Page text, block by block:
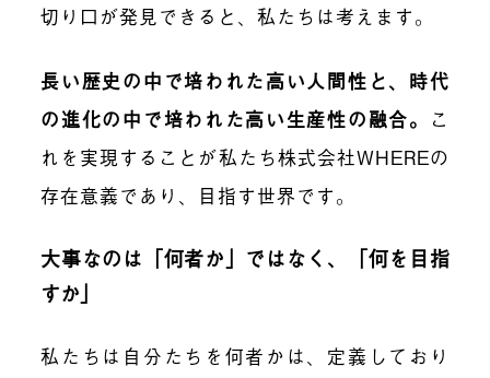
切り口が発見できると、私たちは考えます。
長い歴史の中で培われた高い人間性と、時代
の進化の中で培われた高い生産性の融合。 こ
れを実現することが私たち株式会社WHEREの
存在意義であり、目指す世界です。
大事なのは「何者か」ではなく、「何を目指
すか」
私たちは自分たちを何者かは、定義しており